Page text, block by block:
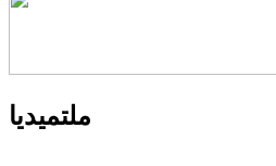
ملتميديا